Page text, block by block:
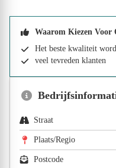
Waarom Kiezen Voor
Het beste kwaliteit
veel tevreden klanten
Straat
Plaats/Regio
Postcode